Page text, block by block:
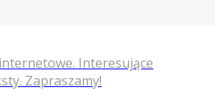
Interesujące
Zapraszamy!